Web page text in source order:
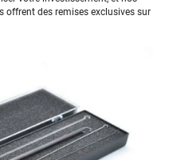
offrent des remises exclusives sur